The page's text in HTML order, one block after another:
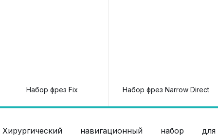
Набор фрез Fix Набор фрез Narrow Direct
Хирургический навигационный набор для